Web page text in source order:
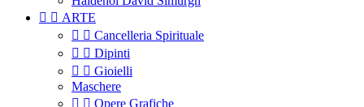
  ARTE
  Cancelleria Spirituale
  Dipinti
  Gioielli
Maschere
  Opere Grafiche